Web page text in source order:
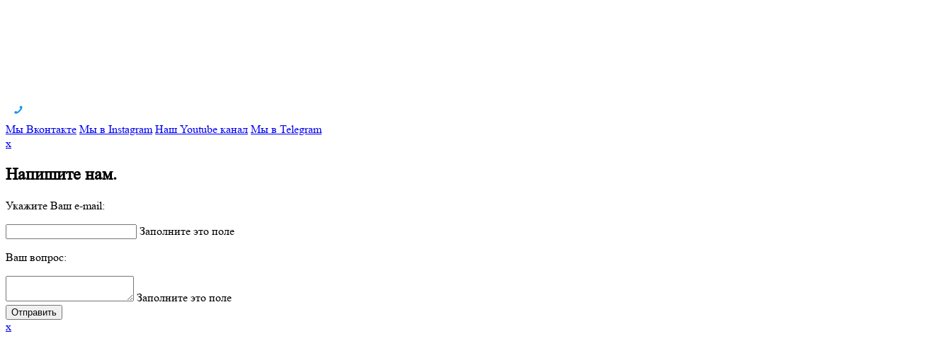
Мы Вконтакте Мы в Instagram Наш Youtube канал Мы в Telegram
x
Напишите нам.
Укажите Ваш e-mail:
Заполните это поле
Ваш вопрос:
Заполните это поле
x